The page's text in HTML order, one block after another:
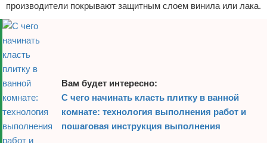
производители покрывают защитным слоем винила или лака.
Вам будет интересно:
С чего начинать класть плитку в ванной
комнате: технология выполнения работ и
пошаговая инструкция выполнения